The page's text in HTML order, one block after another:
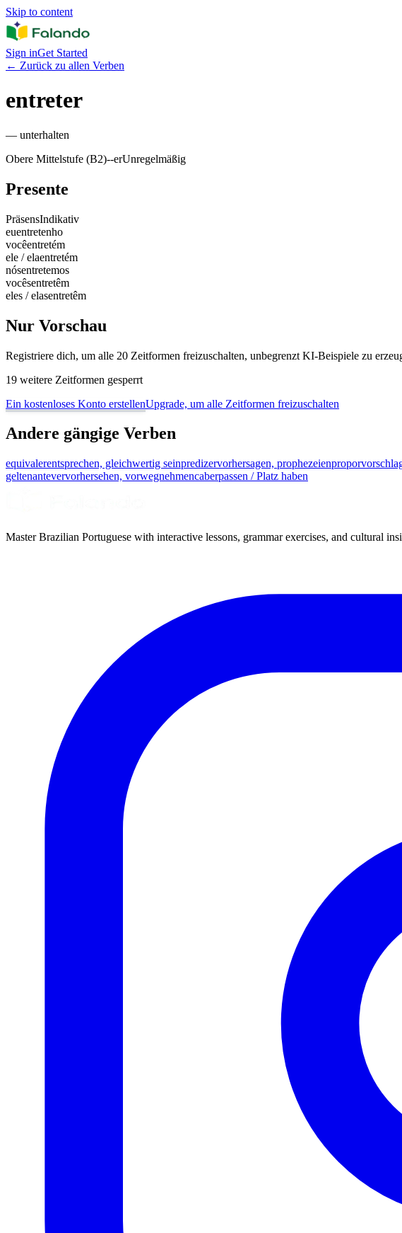
Skip to content
Sign inGet Started
← Zurück zu allen Verben
entreter
— unterhalten
Obere Mittelstufe (B2)--erUnregelmäßig
Presente
PräsensIndikativ
euentretenho
vocêentretém
ele / elaentretém
nósentretemos
vocêsentretêm
eles / elasentretêm
Nur Vorschau
Registriere dich, um alle 20 Zeitformen freizuschalten, unbegrenzt KI-Beispiele zu
19 weitere Zeitformen gesperrt
Ein kostenloses Konto erstellenUpgrade, um alle Zeitformen freizuschalten
Andere gängige Verben
equivalerentsprechen, gleichwertig seinpredizervorhersagen, prophezeienpropor
geltenantevervorhersehen, vorwegnehmencaberpassen / Platz haben
Master Brazilian Portuguese with interactive lessons, grammar exercises, and cultural